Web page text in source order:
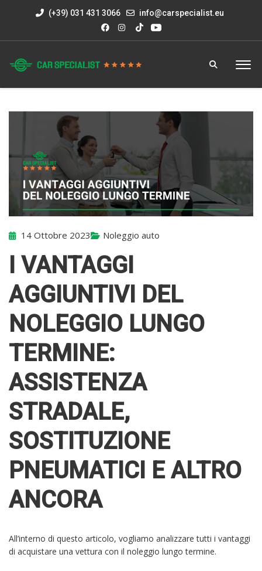
(+39) 031 431 3066 info@carspecialist.eu
14 Ottobre 2023 Noleggio auto
I VANTAGGI
AGGIUNTIVI DEL
NOLEGGIO LUNGO
TERMINE:
ASSISTENZA
STRADALE,
SOSTITUZIONE
PNEUMATICI E ALTRO
ANCORA
All’interno di questo articolo, vogliamo analizzare tutti i vantaggi
di acquistare una vettura con il noleggio lungo termine.